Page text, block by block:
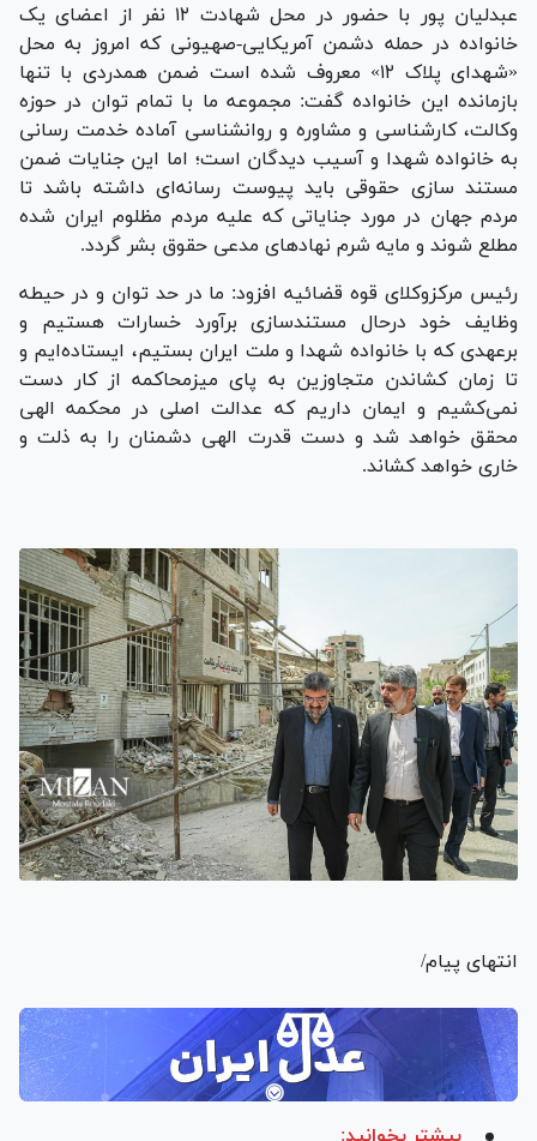
عبدلیان پور با حضور در محل شهادت ۱۲ نفر از اعضای یک
خانواده در حمله دشمن آمریکایی-صهیونی که امروز به محل
«شهدای پلاک ۱۲» معروف شده است ضمن همدردی با تنها
بازمانده این خانواده گفت: مجموعه ما با تمام توان در حوزه
وکالت، کارشناسی و مشاوره و روانشناسی آماده خدمت رسانی
به خانواده شهدا و آسیب دیدگان است؛ اما این جنایات ضمن
مستند سازی حقوقی باید پیوست رسانه‌ای داشته باشد تا
مردم جهان در مورد جنایاتی که علیه مردم مظلوم ایران شده
مطلع شوند و مایه شرم نهاد‌های مدعی حقوق بشر گردد.
رئیس مرکزوکلای قوه قضائیه افزود: ما در حد توان و در حیطه
وظایف خود درحال مستندسازی برآورد خسارات هستیم و
برعهدی که با خانواده شهدا و ملت ایران بستیم، ایستاده‌ایم و
تا زمان کشاندن متجاوزین به پای میزمحاکمه از کار دست
نمی‌کشیم و ایمان داریم که عدالت اصلی در محکمه الهی
محقق خواهد شد و دست قدرت الهی دشمنان را به ذلت و
خاری خواهد کشاند.
انتهای پیام/